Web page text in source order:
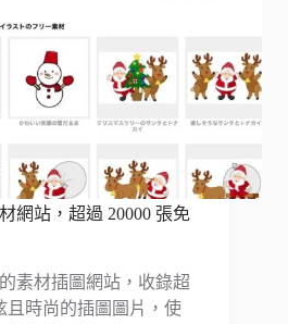
網站，超過 20000 張免
素材插圖網站，收錄超
且時尚的插圖圖片，使